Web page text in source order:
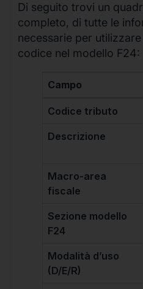
Di seguito trovi un
completo, di tutte le
necessarie per
codice nel modello F24:
Campo
Codice tributo
Descrizione
Macro-area
fiscale
Sezione modello
F24
Modalità d’uso
(D/E/R)